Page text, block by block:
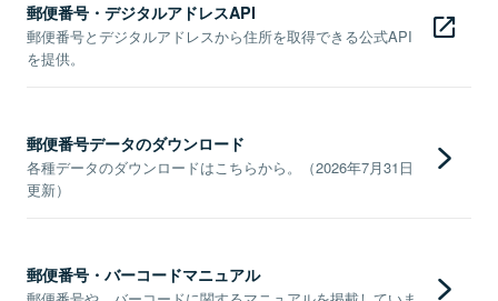
郵便番号・デジタルアドレスAPI
郵便番号とデジタルアドレスから住所を取得できる公式API
を提供。
郵便番号データのダウンロード
各種データのダウンロードはこちらから。（2026年7月31日
更新）
郵便番号・バーコードマニュアル